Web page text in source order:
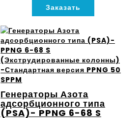
Заказать
Генераторы Азота
адсорбционного типа
(PSA)- PPNG 6-68 S